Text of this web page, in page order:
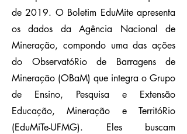
de 2019. O Boletim EduMite apresenta
os dados da Agência Nacional de
Mineração, compondo uma das ações
do ObservatóRio de Barragens de
Mineração (OBaM) que integra o Grupo
de Ensino, Pesquisa e Extensão
Educação, Mineração e TerritóRio
(EduMiTe-UFMG). Eles buscam